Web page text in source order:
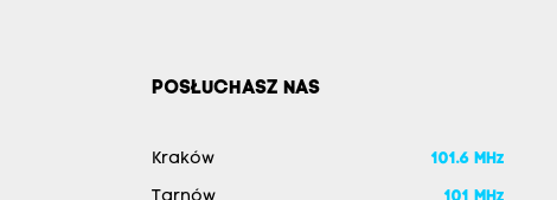
POSŁUCHASZ NAS
Kraków 101.6 MHz